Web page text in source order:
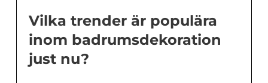
Vilka trender är populära
inom badrumsdekoration
just nu?